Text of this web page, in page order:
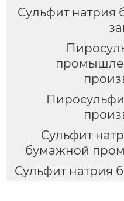
Сульфит натрия
Сульфит
бумажной
Сульфит натрия